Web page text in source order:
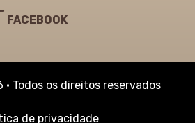
FACEBOOK
• Todos os direitos reservados
de privacidade